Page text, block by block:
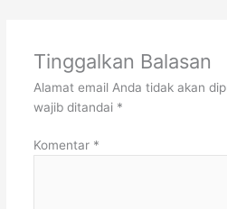
Tinggalkan Balasan
Alamat email Anda tidak akan
wajib ditandai *
Komentar *